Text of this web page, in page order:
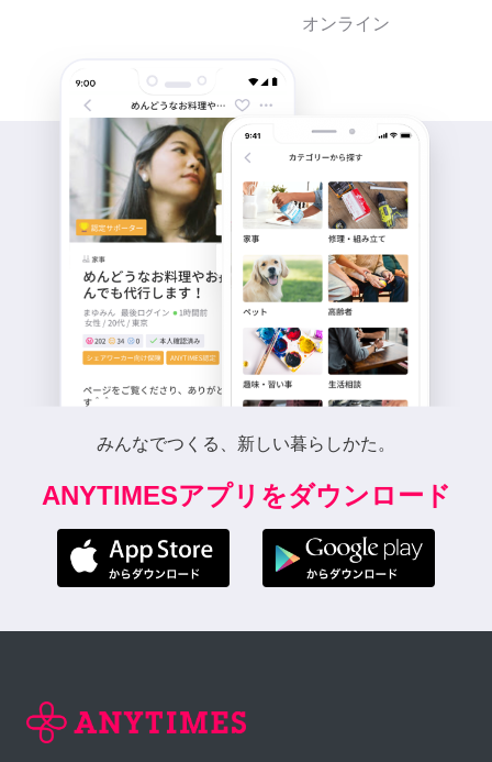
オンライン
みんなでつくる、新しい暮らしかた。
ANYTIMESアプリをダウンロード